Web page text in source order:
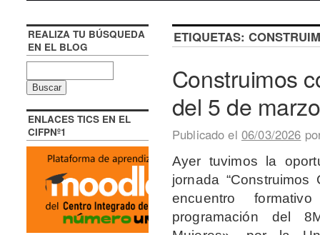
ETIQUETAS:
Construimos
del 5 de
Publicado el 06/03/2026
Ayer tuvimos la
jornada
encuentro
programación del
REALIZA TU BÚSQUEDA
EN EL BLOG
ENLACES TICS EN EL
CIFPNº1